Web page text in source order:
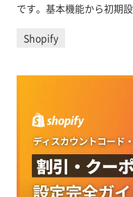
です。基本機能から初期
活用法、カート情報を使
す。
Shopify